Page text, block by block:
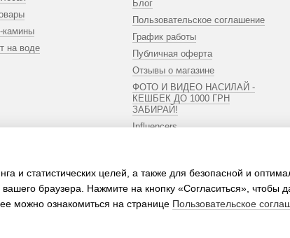
камины
на воде
Блог
Пользовательское соглашение
График работы
Публичная оферта
Отзывы о магазине
ФОТО И ВИДЕО НАСИЛАЙ -
КЕШБЕК ДО 1000 ГРН
ЗАБИРАЙ!
Influencers
и статистических целей, а также для безопасной и
браузера. Нажмите на кнопку «Согласиться», чтобы
можно ознакомиться на странице Пользовательское